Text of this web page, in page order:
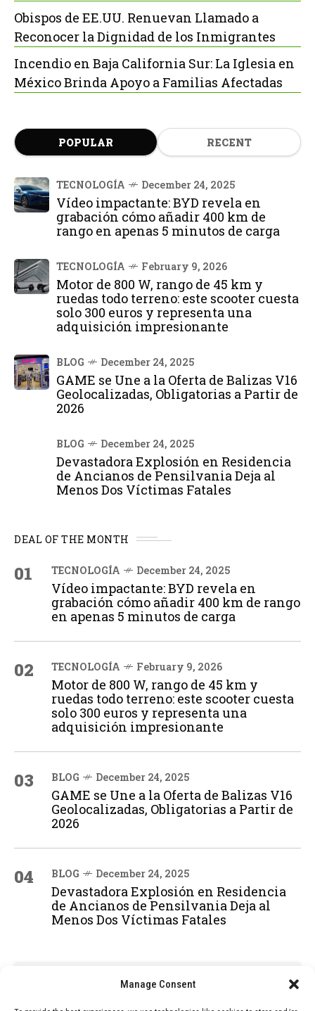
Manage Consent
Obispos de EE.UU. Renuevan Llamado a
Reconocer la Dignidad de los Inmigrantes
Incendio en Baja California Sur: La Iglesia en
México Brinda Apoyo a Familias Afectadas
POPULAR RECENT
TECNOLOGÍA December 24, 2025
Vídeo impactante: BYD revela en
grabación cómo añadir 400 km de
rango en apenas 5 minutos de carga
TECNOLOGÍA February 9, 2026
Motor de 800 W, rango de 45 km y
ruedas todo terreno: este scooter cuesta
solo 300 euros y representa una
adquisición impresionante
BLOG December 24, 2025
GAME se Une a la Oferta de Balizas V16
Geolocalizadas, Obligatorias a Partir de
2026
BLOG December 24, 2025
Devastadora Explosión en Residencia
de Ancianos de Pensilvania Deja al
Menos Dos Víctimas Fatales
DEAL OF THE MONTH
01 TECNOLOGÍA December 24, 2025
Vídeo impactante: BYD revela en
grabación cómo añadir 400 km de rango
en apenas 5 minutos de carga
02 TECNOLOGÍA February 9, 2026
Motor de 800 W, rango de 45 km y
ruedas todo terreno: este scooter cuesta
solo 300 euros y representa una
adquisición impresionante
03 BLOG December 24, 2025
GAME se Une a la Oferta de Balizas V16
Geolocalizadas, Obligatorias a Partir de
2026
04 BLOG December 24, 2025
Devastadora Explosión en Residencia
de Ancianos de Pensilvania Deja al
Menos Dos Víctimas Fatales